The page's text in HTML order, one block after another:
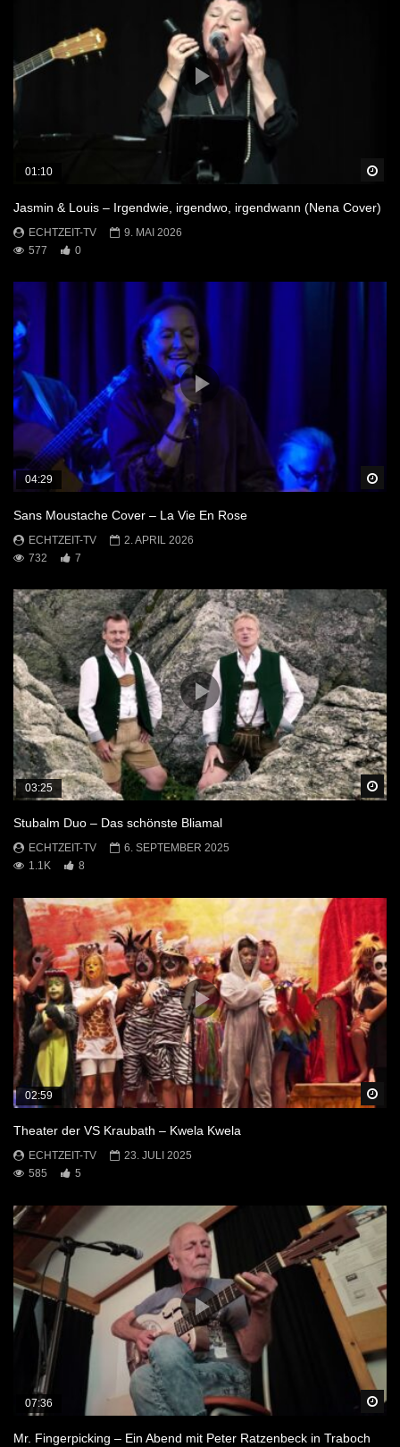
01:10
Jasmin & Louis – Irgendwie, irgendwo, irgendwann (Nena Cover)
ECHTZEIT-TV
9. MAI 2026
577
0
04:29
Sans Moustache Cover – La Vie En Rose
ECHTZEIT-TV
2. APRIL 2026
732
7
03:25
Stubalm Duo – Das schönste Bliamal
ECHTZEIT-TV
6. SEPTEMBER 2025
1.1K
8
02:59
Theater der VS Kraubath – Kwela Kwela
ECHTZEIT-TV
23. JULI 2025
585
5
07:36
Mr. Fingerpicking – Ein Abend mit Peter Ratzenbeck in Traboch